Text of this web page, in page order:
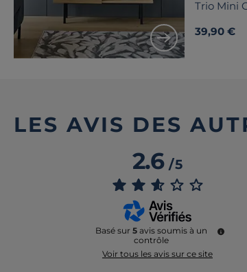
Trio Mini
39,90 €
LES AVIS DES
2.6/5
Basé sur 5 avis soumis à un
contrôle
Voir tous les avis sur ce site